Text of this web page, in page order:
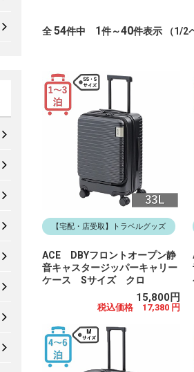
全54件中 1件～40件表示 （1/2
【宅配・店受取】トラベルグッズ
ACE DBYフロントオープン静
音キャスタージッパーキャリー
ケース Sサイズ クロ
15,800円
税込価格 17,380 円